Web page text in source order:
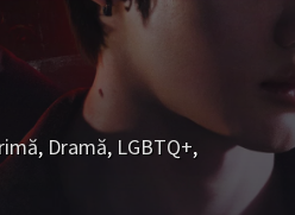
BL Taiwan
BL Vietnam
Cupluri Mixte
, Dramă, LGBTQ+,